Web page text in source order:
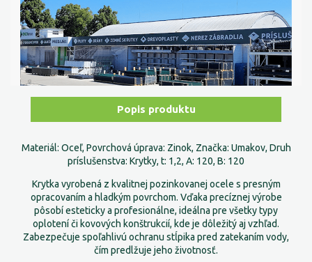
Popis produktu
Materiál: Oceľ, Povrchová úprava: Zinok, Značka: Umakov, Druh
príslušenstva: Krytky, t: 1,2, A: 120, B: 120
Krytka vyrobená z kvalitnej pozinkovanej ocele s presným
opracovaním a hladkým povrchom. Vďaka precíznej výrobe
pôsobí esteticky a profesionálne, ideálna pre všetky typy
oplotení či kovových konštrukcií, kde je dôležitý aj vzhľad.
Zabezpečuje spoľahlivú ochranu stĺpika pred zatekaním vody,
čím predlžuje jeho životnosť.